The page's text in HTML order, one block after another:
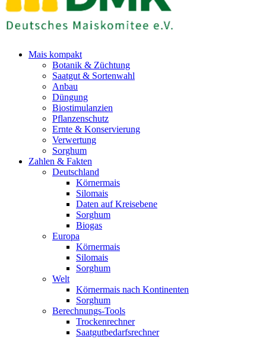
Mais kompakt
Botanik & Züchtung
Saatgut & Sortenwahl
Anbau
Düngung
Biostimulanzien
Pflanzenschutz
Ernte & Konservierung
Verwertung
Sorghum
Zahlen & Fakten
Deutschland
Körnermais
Silomais
Daten auf Kreisebene
Sorghum
Biogas
Europa
Körnermais
Silomais
Sorghum
Welt
Körnermais nach Kontinenten
Sorghum
Berechnungs-Tools
Trockenrechner
Saatgutbedarfsrechner